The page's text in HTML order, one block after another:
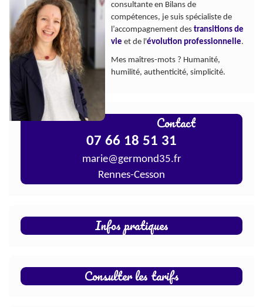
l
a
i
s
c
e
p
d
e
consultante en Bilans de
compétences, je suis spécialiste de
l’accompagnement des transitions de
vie et de l'évolution professionnelle.
Mes maîtres-mots ? Humanité,
humilité, authenticité, simplicité.
Contact
07 66 18 51 31
marie@germond35.fr
Rennes-Cesson
Infos pratiques
Consulter les tarifs